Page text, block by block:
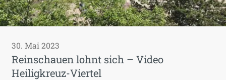
30. Mai 2023
Reinschauen lohnt sich – Video
Heiligkreuz-Viertel